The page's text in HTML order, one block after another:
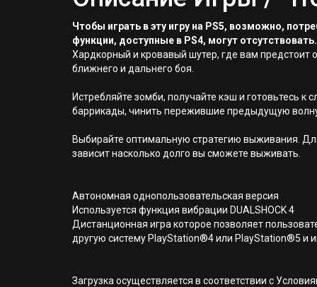
Чтобы играть в эту игру на PS5, возможно,
функции, доступные в PS4, могут
Хардкорный и кровавый шутер, где вам
ближнего и дальнего боя.
Истребляйте зомби, получайте кэш и готовьтесь
баррикады, чинить пережившие предыдущую
Выбирайте оптимальную стратегию выживания.
зависит насколько долго вы сможете выживать.
Автономная однопользовательская версия
Используется функция вибрации DUALSHOCK 4
Дистанционная игра которое позволяет
другую систему PlayStation®4 или PlayStation®5 и
Загрузка осуществляется в соответствии с